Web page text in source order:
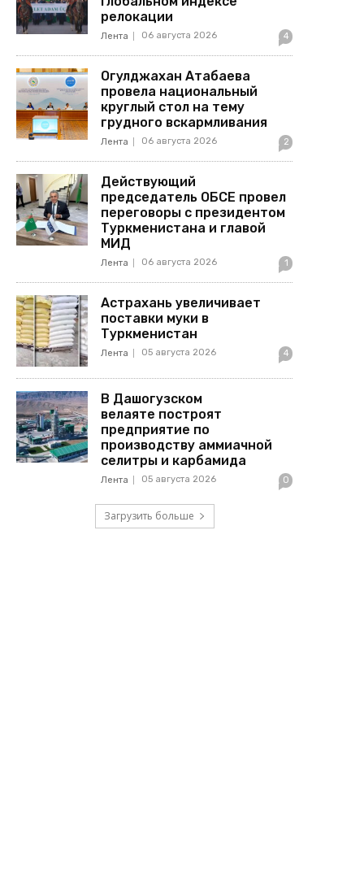
релокации
Лента 06 августа 2026 4
Огулджахан Атабаева
провела национальный
круглый стол на тему
грудного вскармливания
Лента 06 августа 2026 2
Действующий
председатель ОБСЕ провел
переговоры с президентом
Туркменистана и главой
МИД
Лента 06 августа 2026 1
Астрахань увеличивает
поставки муки в
Туркменистан
Лента 05 августа 2026 4
В Дашогузском
велаяте построят
предприятие по
производству аммиачной
селитры и карбамида
Лента 05 августа 2026 0
Загрузить больше